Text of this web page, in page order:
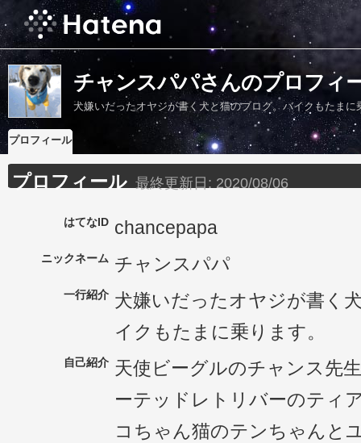
チャンスパパさんのプロフィ
犬嫌いだったオヤジが書く犬と猫のブログ。バイクもたまに
プロフィール
プロフィール 最終更新日: 2020/08/06
はてなID chancepapa
ニックネーム チャンスパパ
一行紹介 犬嫌いだったオヤジが書く
イクもたまに乗ります。
自己紹介 天使ビーグルのチャンス先
ーテッドレトリバーのティ
コちゃん猫のテンちゃんと